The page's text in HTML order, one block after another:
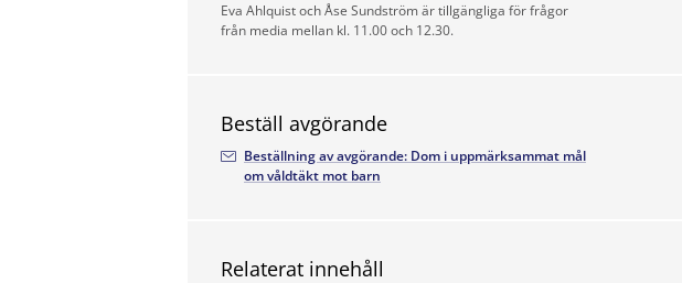
Eva Ahlquist och Åse Sundström är tillgängliga för frågor
från media mellan kl. 11.00 och 12.30.
Beställ avgörande
Beställning av avgörande: Dom i uppmärksammat mål
om våldtäkt mot barn
Relaterat innehåll